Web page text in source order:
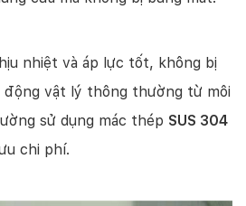
nhiệt và áp lực tốt, không bị
động vật lý thông thường từ môi
sử dụng mác thép SUS 304
chi phí.